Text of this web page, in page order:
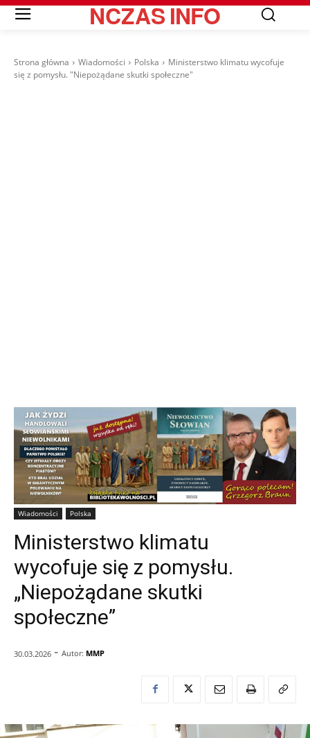
NCZASINFO
Strona główna Wiadomości Polska
Ministerstwo klimatu wycofuje
się z pomysłu. "Niepożądane skutki społeczne"
Wiadomości Polska
Ministerstwo klimatu
wycofuje się z pomysłu.
„Niepożądane skutki
społeczne”
30.03.2026 - Autor: MMP